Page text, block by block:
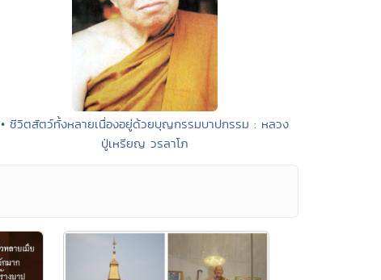
• ชีวิตสัตว์ทั้งหลายเนื่องอยู่ด้วยบุญกรรมบาปกรรม : หลวง
ปู่เหรียญ วรลาโภ